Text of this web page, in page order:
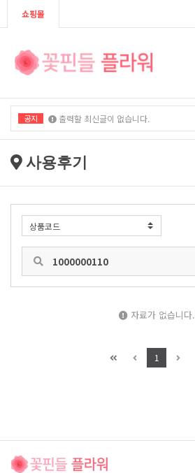
쇼핑몰
공지 출력할 최신글이 없습니다.
출력할 최신글이 없습니다.
사용후기
자료가 없습니다.
1